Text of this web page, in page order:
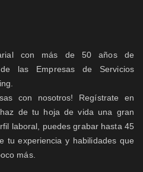
con más de 50 años de
las Empresas de Servicios
con nosotros! Regístrate en
de tu hoja de vida una gran
laboral, puedes grabar hasta 45
tu experiencia y habilidades que
más.